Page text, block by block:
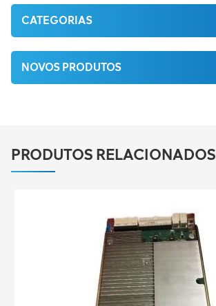
CATEGORIAS
NOVOS PRODUTOS
PRODUTOS RELACIONADOS